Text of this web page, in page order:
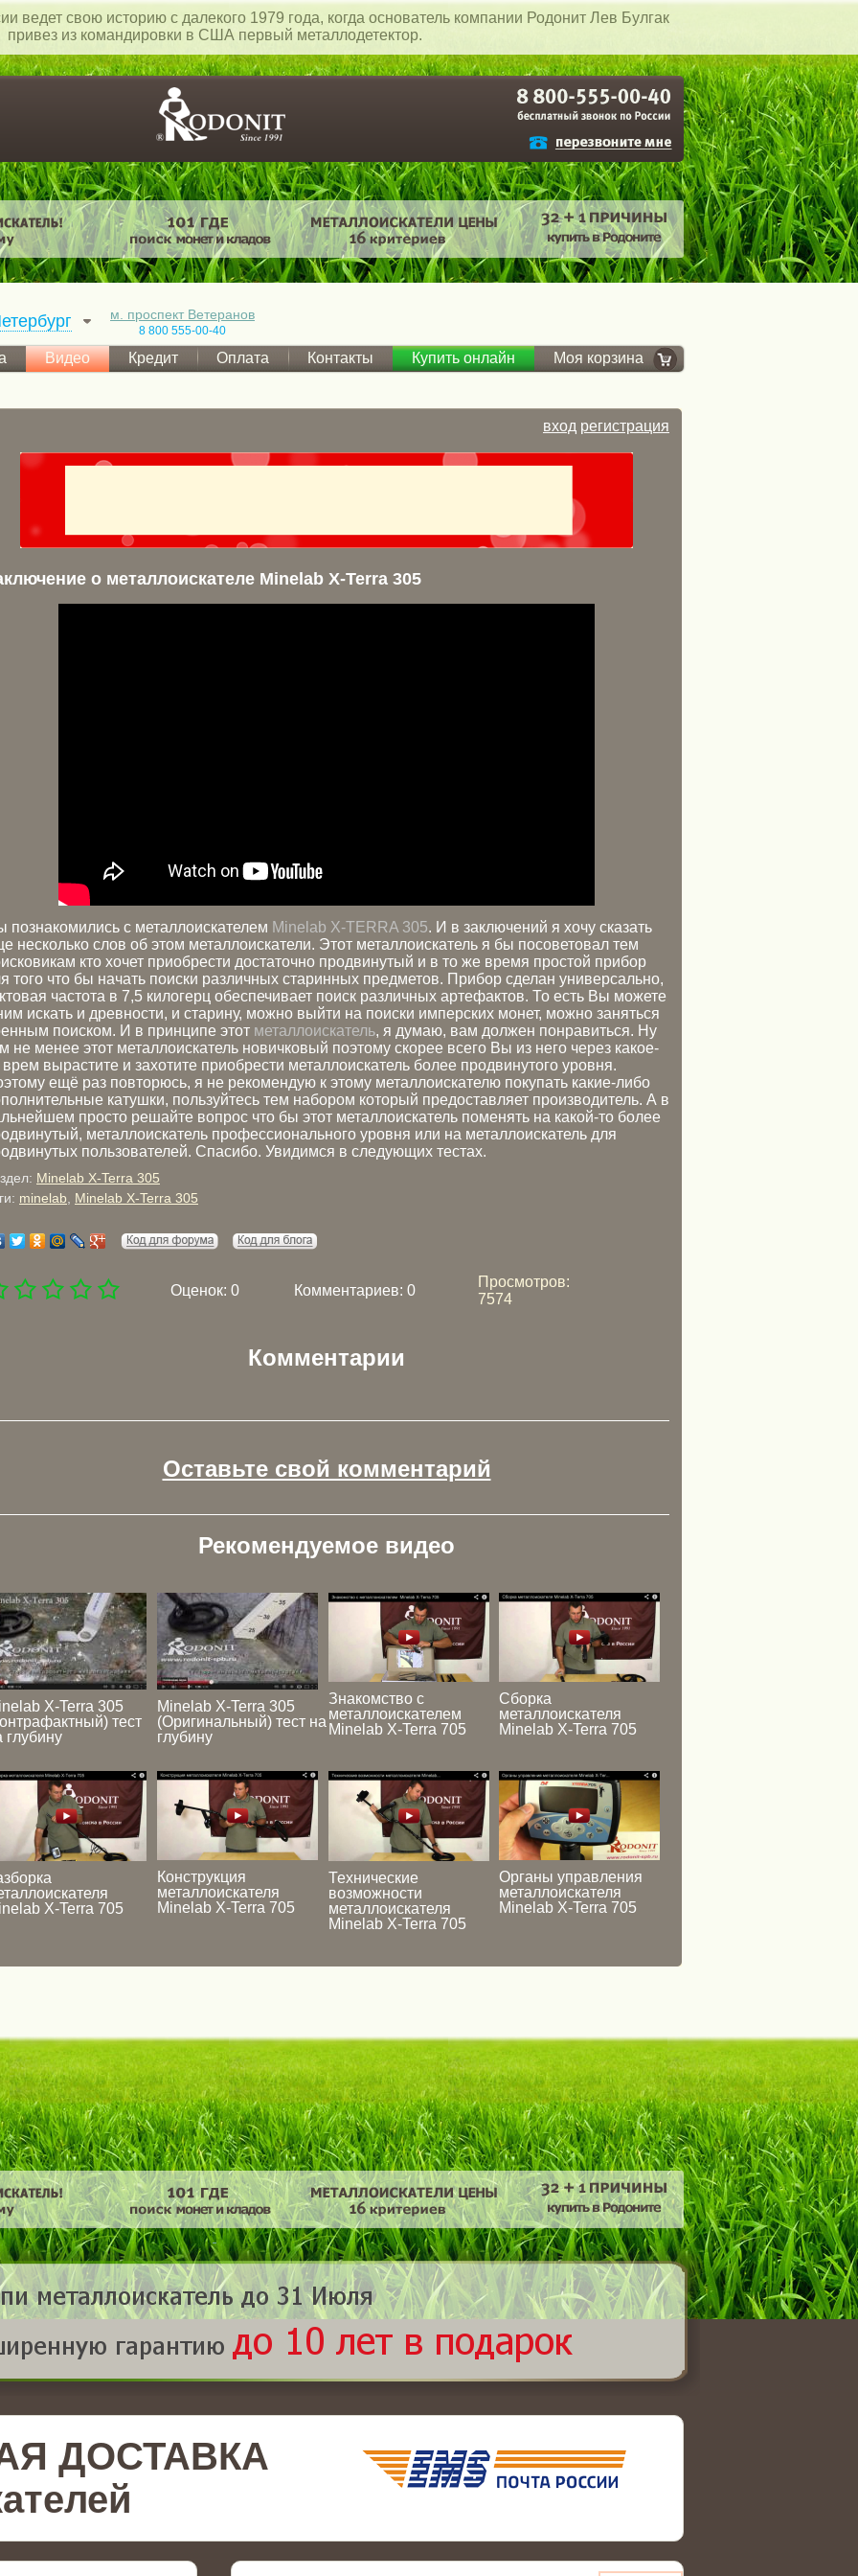
ведет свою историю с далекого 1979 года, когда основатель компании Родонит Лев Булгак
привез из командировки в США первый металлодетектор.
м. проспект Ветеранов
8 800 555-00-40
Видео Кредит Оплата Контакты Купить онлайн Моя корзина
вход регистрация
о металлоискателе Minelab X-Terra 305
познакомились с металлоискателем Minelab X-TERRA 305. И в заключений я хочу сказать
несколько слов об этом металлоискатели. Этот металлоискатель я бы посоветовал тем
кто хочет приобрести достаточно продвинутый и в то же время простой прибор
того что бы начать поиски различных старинных предметов. Прибор сделан универсально,
частота в 7,5 килогерц обеспечивает поиск различных артефактов. То есть Вы можете
искать и древности, и старину, можно выйти на поиски имперских монет, можно заняться
поиском. И в принципе этот металлоискатель, я думаю, вам должен понравиться. Ну
не менее этот металлоискатель новичковый поэтому скорее всего Вы из него через какое-
врем вырастите и захотите приобрести металлоискатель более продвинутого уровня.
ещё раз повторюсь, я не рекомендую к этому металлоискателю покупать какие-либо
катушки, пользуйтесь тем набором который предоставляет производитель. А в
просто решайте вопрос что бы этот металлоискатель поменять на какой-то более
металлоискатель профессионального уровня или на металлоискатель для
пользователей. Спасибо. Увидимся в следующих тестах.
Minelab X-Terra 305
minelab Minelab X-Terra 305
Оценок: 0 Комментариев: 0
Просмотров:
7574
Комментарии
Оставьте свой комментарий
Рекомендуемое видео
X-Terra 305
тест
глубину
Minelab X-Terra 305
(Оригинальный) тест на
глубину
Знакомство с
металлоискателем
Minelab X-Terra 705
Сборка
металлоискателя
Minelab X-Terra 705
X-Terra 705
Конструкция
металлоискателя
Minelab X-Terra 705
Технические
возможности
металлоискателя
Minelab X-Terra 705
Органы управления
металлоискателя
Minelab X-Terra 705
ДОСТАВКА